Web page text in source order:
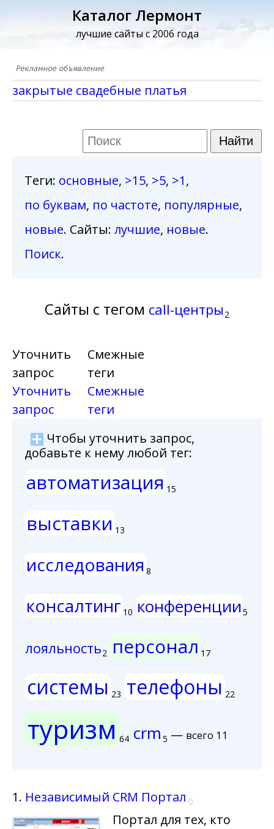
Каталог Лермонт
лучшие сайты с 2006 года
закрытые свадебные платья
Теги: основные, >15, >5, >1,
по буквам, по частоте, популярные,
новые. Сайты: лучшие, новые.
Поиск.
Сайты с тегом call-центры 2
Уточнить
запрос
Уточнить
запрос
Смежные
теги
Смежные
теги
Чтобы уточнить запрос,
добавьте к нему любой тег:
автоматизация 15
выставки 13
исследования 8
консалтинг 10 конференции5
лояльность2 персонал 17
системы 23 телефоны 22
туризм 64 crm 5 — всего 11
1. Независимый CRM Портал 0
Портал для тех, кто